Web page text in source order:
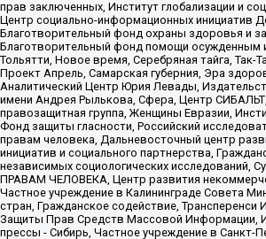
прав заключенных, Институт глобализации и
Центр социально-информационных инициатив
Благотворительный фонд охраны здоровья и
Благотворительный фонд помощи осужденным
Тольятти, Новое время, Серебряная тайга, Так-
Проект Апрель, Самарская губерния, Эра
Аналитический Центр Юрия Левады,
имени Андрея Рылькова, Сфера, Центр
правозащитная группа, Женщины Евразии,
Фонд защиты гласности, Российский
правам человека, Дальневосточный центр
инициатив и социального партнерства,
независимых социологических исследований,
ПРАВАМ ЧЕЛОВЕКА, Центр развития
Частное учреждение в Калининграде Совета
стран, Гражданское содействие, Трансперенси
Защиты Прав Средств Массовой Информации,
прессы - Сибирь, Частное учреждение в Санкт-